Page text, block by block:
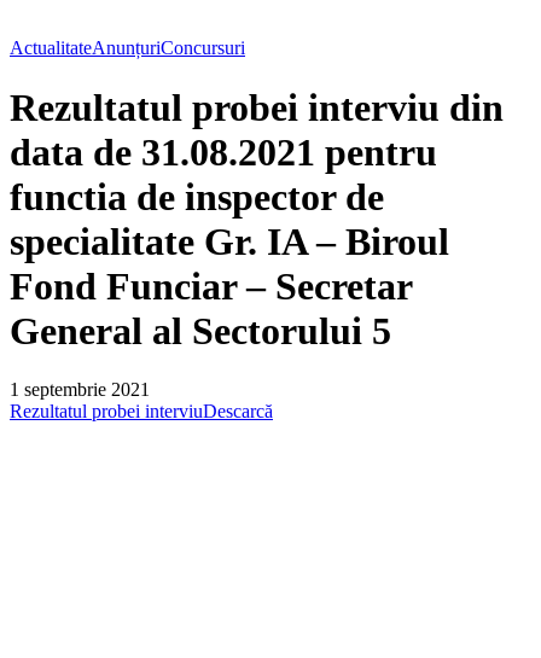
ActualitateAnunțuriConcursuri
Rezultatul probei interviu din
data de 31.08.2021 pentru
functia de inspector de
specialitate Gr. IA – Biroul
Fond Funciar – Secretar
General al Sectorului 5
1 septembrie 2021
Rezultatul probei interviuDescarcă